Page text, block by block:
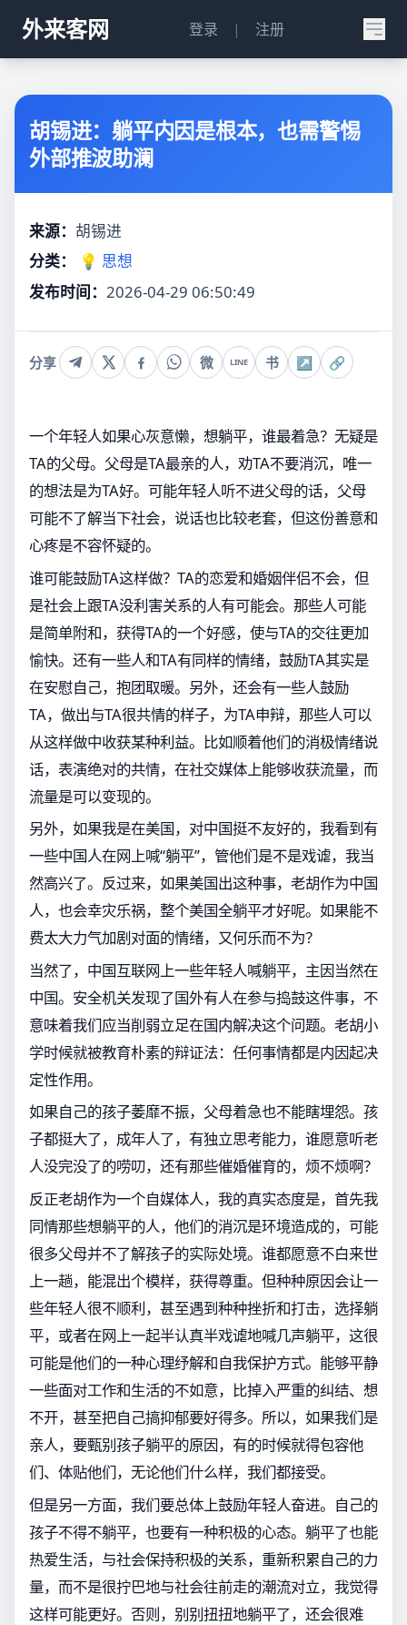
外来客网 登录 | 注册
胡锡进：躺平内因是根本，也需警惕
外部推波助澜
来源： 胡锡进
分类：
💡 思想
发布时间： 2026-04-29 06:50:49
分享 微 LINE 书 ↗ 🔗
一个年轻人如果心灰意懒，想躺平，谁最着急？无疑是
TA的父母。父母是TA最亲的人，劝TA不要消沉，唯一
的想法是为TA好。可能年轻人听不进父母的话，父母
可能不了解当下社会，说话也比较老套，但这份善意和
心疼是不容怀疑的。
谁可能鼓励TA这样做？TA的恋爱和婚姻伴侣不会，但
是社会上跟TA没利害关系的人有可能会。那些人可能
是简单附和，获得TA的一个好感，使与TA的交往更加
愉快。还有一些人和TA有同样的情绪，鼓励TA其实是
在安慰自己，抱团取暖。另外，还会有一些人鼓励
TA，做出与TA很共情的样子，为TA申辩，那些人可以
从这样做中收获某种利益。比如顺着他们的消极情绪说
话，表演绝对的共情，在社交媒体上能够收获流量，而
流量是可以变现的。
另外，如果我是在美国，对中国挺不友好的，我看到有
一些中国人在网上喊“躺平”，管他们是不是戏谑，我当
然高兴了。反过来，如果美国出这种事，老胡作为中国
人，也会幸灾乐祸，整个美国全躺平才好呢。如果能不
费太大力气加剧对面的情绪，又何乐而不为？
当然了，中国互联网上一些年轻人喊躺平，主因当然在
中国。安全机关发现了国外有人在参与捣鼓这件事，不
意味着我们应当削弱立足在国内解决这个问题。老胡小
学时候就被教育朴素的辩证法：任何事情都是内因起决
定性作用。
如果自己的孩子萎靡不振，父母着急也不能瞎埋怨。孩
子都挺大了，成年人了，有独立思考能力，谁愿意听老
人没完没了的唠叨，还有那些催婚催育的，烦不烦啊？
反正老胡作为一个自媒体人，我的真实态度是，首先我
同情那些想躺平的人，他们的消沉是环境造成的，可能
很多父母并不了解孩子的实际处境。谁都愿意不白来世
上一趟，能混出个模样，获得尊重。但种种原因会让一
些年轻人很不顺利，甚至遇到种种挫折和打击，选择躺
平，或者在网上一起半认真半戏谑地喊几声躺平，这很
可能是他们的一种心理纾解和自我保护方式。能够平静
一些面对工作和生活的不如意，比掉入严重的纠结、想
不开，甚至把自己搞抑郁要好得多。所以，如果我们是
亲人，要甄别孩子躺平的原因，有的时候就得包容他
们、体贴他们，无论他们什么样，我们都接受。
但是另一方面，我们要总体上鼓励年轻人奋进。自己的
孩子不得不躺平，也要有一种积极的心态。躺平了也能
热爱生活，与社会保持积极的关系，重新积累自己的力
量，而不是很拧巴地与社会往前走的潮流对立，我觉得
这样可能更好。否则，别别扭扭地躺平了，还会很难